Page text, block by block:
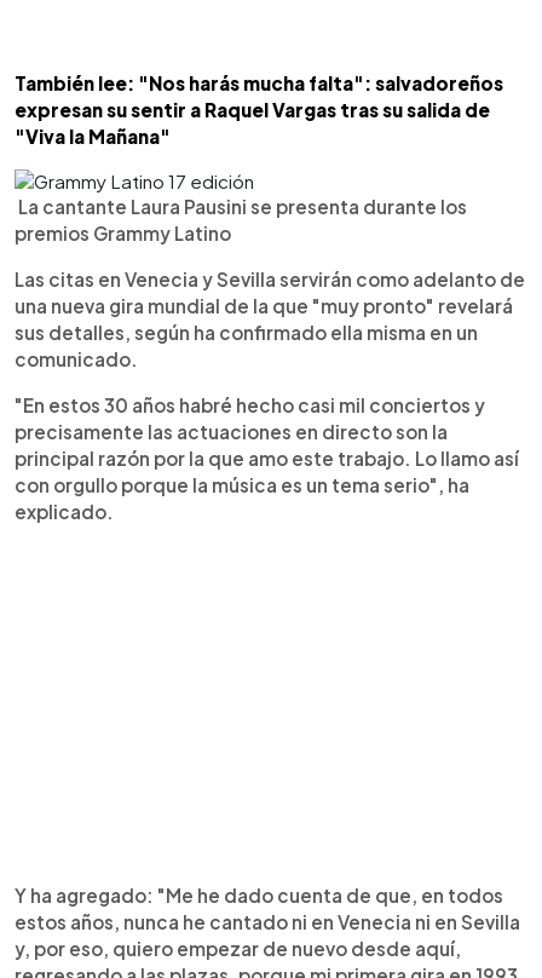
También lee: "Nos harás mucha falta": salvadoreños
expresan su sentir a Raquel Vargas tras su salida de
"Viva la Mañana"
La cantante Laura Pausini se presenta durante los
premios Grammy Latino
Las citas en Venecia y Sevilla servirán como adelanto de
una nueva gira mundial de la que "muy pronto" revelará
sus detalles, según ha confirmado ella misma en un
comunicado.
"En estos 30 años habré hecho casi mil conciertos y
precisamente las actuaciones en directo son la
principal razón por la que amo este trabajo. Lo llamo así
con orgullo porque la música es un tema serio", ha
explicado.
Y ha agregado: "Me he dado cuenta de que, en todos
estos años, nunca he cantado ni en Venecia ni en Sevilla
y, por eso, quiero empezar de nuevo desde aquí,